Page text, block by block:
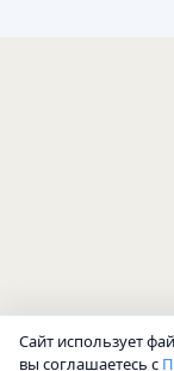
Сайт использует
вы соглашаетесь с